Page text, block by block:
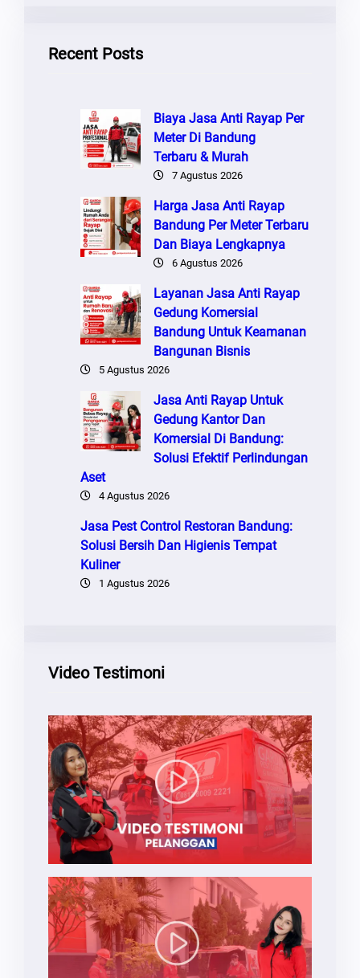
Recent Posts
Biaya Jasa Anti Rayap Per
Meter Di Bandung
Terbaru & Murah
7 Agustus 2026
Harga Jasa Anti Rayap
Bandung Per Meter Terbaru
Dan Biaya Lengkapnya
6 Agustus 2026
Layanan Jasa Anti Rayap
Gedung Komersial
Bandung Untuk Keamanan
Bangunan Bisnis
5 Agustus 2026
Jasa Anti Rayap Untuk
Gedung Kantor Dan
Komersial Di Bandung:
Solusi Efektif Perlindungan
Aset
4 Agustus 2026
Jasa Pest Control Restoran Bandung:
Solusi Bersih Dan Higienis Tempat
Kuliner
1 Agustus 2026
Video Testimoni